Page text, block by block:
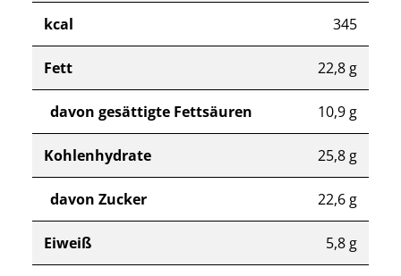
kcal 345
Fett 22,8 g
davon gesättigte Fettsäuren 10,9 g
Kohlenhydrate 25,8 g
davon Zucker 22,6 g
Eiweiß 5,8 g